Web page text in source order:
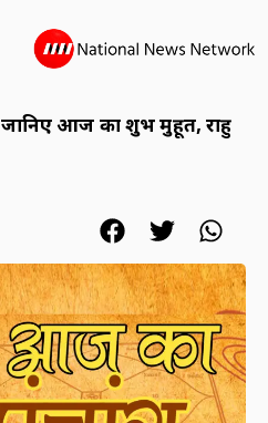
जानिए आज का शुभ मुहूर्त, राहु